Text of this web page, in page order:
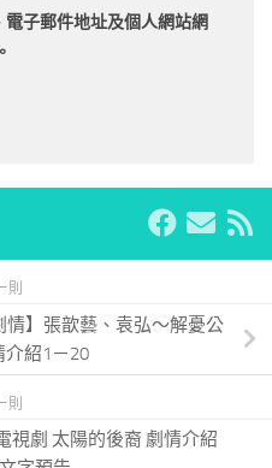
電子郵件地址及個人網站網
則
情】張歆藝、袁弘～解憂公
介紹1－20
則
視劇 太陽的後裔 劇情介紹